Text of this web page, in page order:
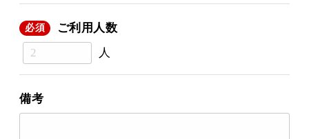
必須
ご利用人数
人
備考